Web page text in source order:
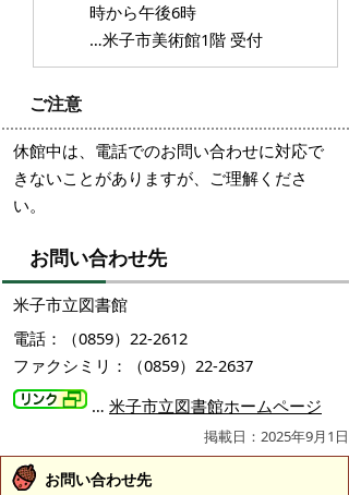
時から午後6時
…米子市美術館1階 受付
ご注意
休館中は、電話でのお問い合わせに対応で
きないことがありますが、ご理解くださ
い。
お問い合わせ先
米子市立図書館
電話：（0859）22-2612
ファクシミリ：（0859）22-2637
… 米子市立図書館ホームページ
掲載日：2025年9月1日
お問い合わせ先